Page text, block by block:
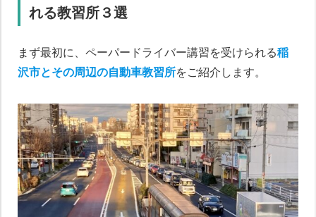
れる教習所３選
まず最初に、ペーパードライバー講習を受けられる稲
沢市とその周辺の自動車教習所をご紹介します。